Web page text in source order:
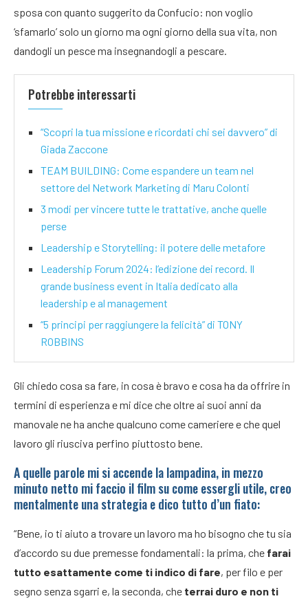
sposa con quanto suggerito da Confucio: non voglio
‘sfamarlo’ solo un giorno ma ogni giorno della sua vita, non
dandogli un pesce ma insegnandogli a pescare.
Potrebbe interessarti
“Scopri la tua missione e ricordati chi sei davvero” di
Giada Zaccone
TEAM BUILDING: Come espandere un team nel
settore del Network Marketing di Maru Colonti
3 modi per vincere tutte le trattative, anche quelle
perse
Leadership e Storytelling: il potere delle metafore
Leadership Forum 2024: l’edizione dei record. Il
grande business event in Italia dedicato alla
leadership e al management
“5 principi per raggiungere la felicità” di TONY
ROBBINS
Gli chiedo cosa sa fare, in cosa è bravo e cosa ha da offrire in
termini di esperienza e mi dice che oltre ai suoi anni da
manovale ne ha anche qualcuno come cameriere e che quel
lavoro gli riusciva perfino piuttosto bene.
A quelle parole mi si accende la lampadina, in mezzo
minuto netto mi faccio il film su come essergli utile, creo
mentalmente una strategia e dico tutto d’un fiato:
“Bene, io ti aiuto a trovare un lavoro ma ho bisogno che tu sia
d’accordo su due premesse fondamentali: la prima, che farai
tutto esattamente come ti indico di fare, per filo e per
segno senza sgarri e, la seconda, che terrai duro e non ti